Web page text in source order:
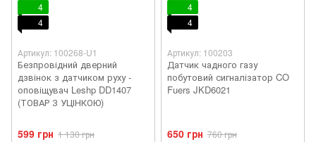
4
4
Артикул: 100268-U1
Безпровідний дверний
дзвінок з датчиком руху -
оповіщувач Leshp DD1407
(ТОВАР З УЦІНКОЮ)
599 грн 1 130 грн
4
4
Артикул: 100203
Датчик чадного газу
побутовий сигналізатор CO
Fuers JKD6021
650 грн 760 грн